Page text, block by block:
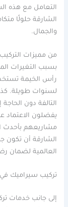
التعامل مع هذه
الشارقة حلولًا
والجمال.
من مميزات التركيب
بسبب التغيرات
رأس الخيمة
لسنوات طويلة.
التالفة دون الحاجة
يفضلون الاعتماد
مشاريعهم بأحدث
الشارقة أن تكون
العالمية لضمان
تركيب سيراميك
إلى جانب خدمات